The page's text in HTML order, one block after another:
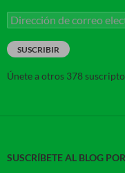
Dirección
de
correo
electrónico
SUSCRIBIR
Únete a otros 378
SUSCRÍBETE AL BLOG